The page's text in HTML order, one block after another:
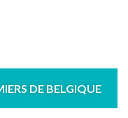
DE BELGIQUE